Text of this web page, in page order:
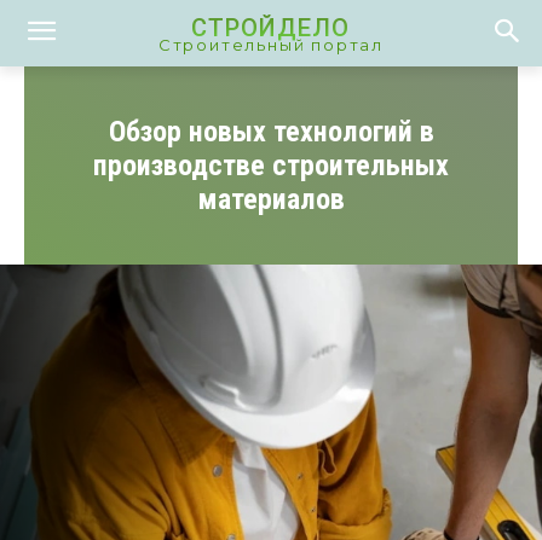
СТРОЙДЕЛО
Строительный портал
Обзор новых технологий в
производстве строительных
материалов